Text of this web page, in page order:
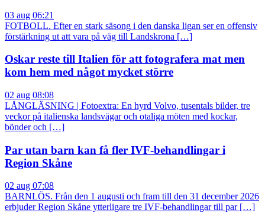
03 aug 06:21
FOTBOLL. Efter en stark säsong i den danska ligan ser en offensiv
förstärkning ut att vara på väg till Landskrona […]
Oskar reste till Italien för att fotografera mat men
kom hem med något mycket större
02 aug 08:08
LÅNGLÄSNING | Fotoextra: En hyrd Volvo, tusentals bilder, tre
veckor på italienska landsvägar och otaliga möten med kockar,
bönder och […]
Par utan barn kan få fler IVF-behandlingar i
Region Skåne
02 aug 07:08
BARNLÖS. Från den 1 augusti och fram till den 31 december 2026
erbjuder Region Skåne ytterligare tre IVF-behandlingar till par […]